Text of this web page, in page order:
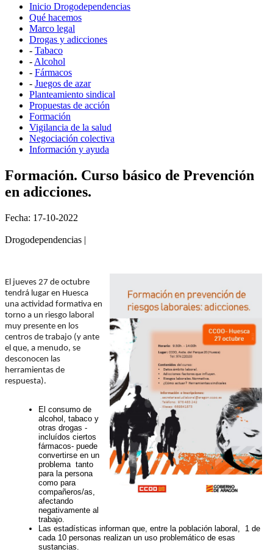
Inicio Drogodependencias
Qué hacemos
Marco legal
Drogas y adicciones
- Tabaco
- Alcohol
- Fármacos
- Juegos de azar
Planteamiento sindical
Propuestas de acción
Formación
Vigilancia de la salud
Negociación colectiva
Información y ayuda
Formación. Curso básico de Prevención
en adicciones.
Fecha: 17-10-2022
Drogodependencias |
El jueves 27 de octubre
tendrá lugar en Huesca
una actividad formativa en
torno a un riesgo laboral
muy presente en los
centros de trabajo (y ante
el que, a menudo, se
desconocen las
herramientas de
respuesta).
El consumo de
alcohol, tabaco y
otras drogas -
incluídos ciertos
fármacos- puede
convertirse en un
problema tanto
para la persona
como para
compañeros/as,
afectando
negativamente al
trabajo.
Las estadísticas informan que, entre la población laboral, 1 de
cada 10 personas realizan un uso problemático de esas
sustancias.